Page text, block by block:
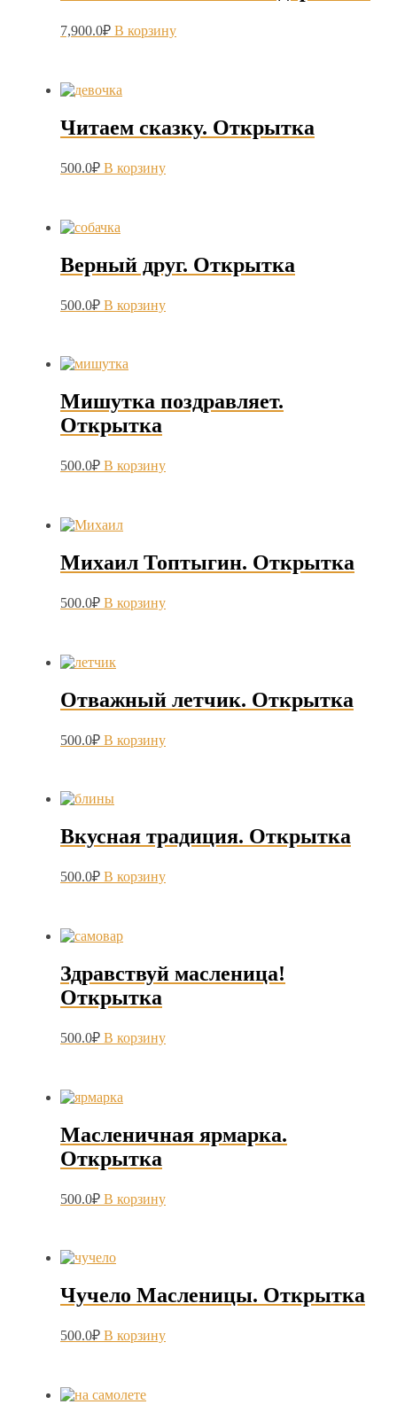
7,900.0₽ В корзину
Читаем сказку. Открытка
500.0₽ В корзину
Верный друг. Открытка
500.0₽ В корзину
Мишутка поздравляет.
Открытка
500.0₽ В корзину
Михаил Топтыгин. Открытка
500.0₽ В корзину
Отважный летчик. Открытка
500.0₽ В корзину
Вкусная традиция. Открытка
500.0₽ В корзину
Здравствуй масленица!
Открытка
500.0₽ В корзину
Масленичная ярмарка.
Открытка
500.0₽ В корзину
Чучело Масленицы. Открытка
500.0₽ В корзину